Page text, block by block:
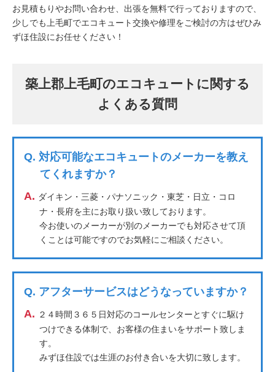
お見積もりやお問い合わせ、出張を無料で行っておりますので、
少しでも上毛町でエコキュート交換や修理をご検討の方はぜひみ
ずほ住設にお任せください！
築上郡上毛町のエコキュートに関する
よくある質問
Q. 対応可能なエコキュートのメーカーを教え
てくれますか？
A. ダイキン・三菱・パナソニック・東芝・日立・コロ
ナ・長府を主にお取り扱い致しております。
今お使いのメーカーが別のメーカーでも対応させて頂
くことは可能ですのでお気軽にご相談ください。
Q. アフターサービスはどうなっていますか？
A. ２４時間３６５日対応のコールセンターとすぐに駆け
つけできる体制で、お客様の住まいをサポート致しま
す。
みずほ住設では生涯のお付き合いを大切に致します。